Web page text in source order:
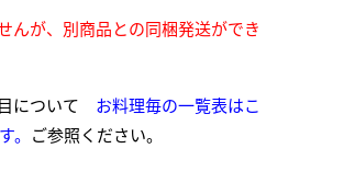
んが、別商品との同梱発送ができ
について お料理毎の一覧表はこ
。 ご参照ください。